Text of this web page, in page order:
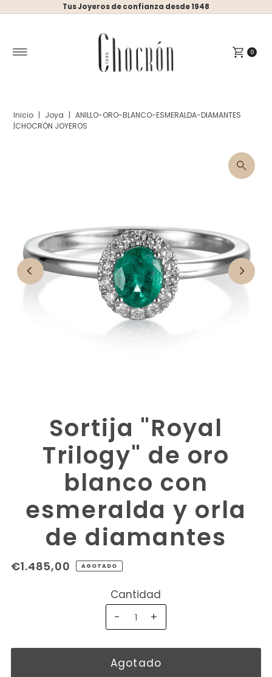
Ir directamente al contenido
Tus Joyeros de confianza desde 1948
0
Inicio | Joya | ANILLO-ORO-BLANCO-ESMERALDA-DIAMANTES
|CHOCRÓN JOYEROS
Sortija "Royal
Trilogy" de oro
blanco con
esmeralda y orla
de diamantes
€1.485,00 AGOTADO
Cantidad
-
+